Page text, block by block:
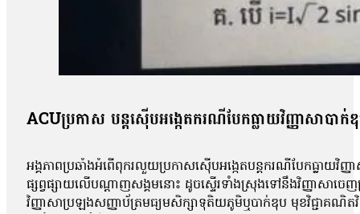
ACUប្រកាស បន្តស៊ើបអង្កេតករណីបែកធ្លាយវិញ្ញាសាបាក់
អង្គភាពប្រឆាំងអំពើពុករលួយប្រកាសស៊ើបអង្កេតបន្តករណីបែកធ្លាយវិ
ផ្សព្វផ្សាយលើបណ្ដាញសង្គមនោះ ដូចស្ទើរទាំងស្រុងទៅនឹងវិញ្ញាសាច
វិញ្ញាសាប្រឡងសញ្ញាប័ត្រមធ្យមសិក្សាទុតិយភូមិឬបាក់ឌុប មុខវិជ្ជាគណិត